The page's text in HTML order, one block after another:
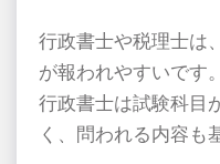
行政書士や税理士は
が報われやすいです。
行政書士は試験科目
く、問われる内容も